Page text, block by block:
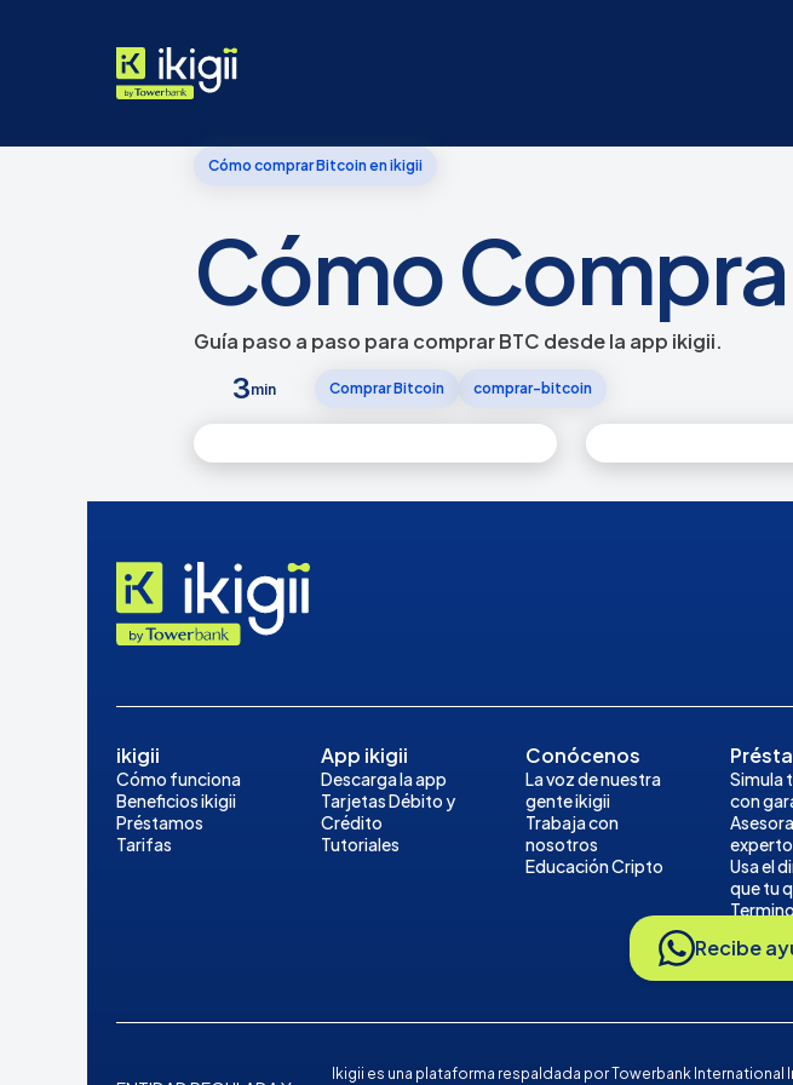
Cómo comprar Bitcoin en ikigii
Cómo
Guía paso a paso para comprar BTC desde la app ikigii.
3min Comprar Bitcoin comprar-bitcoin
ikigii
Cómo funciona
Beneficios ikigii
Préstamos
Tarifas
App ikigii
Descarga la app
Tarjetas Débito y
Crédito
Tutoriales
Conócenos
La voz de nuestra
gente ikigii
Trabaja con
nosotros
Educación Cripto
Simula
con
experto
Usa el
que tu
Ikigii es una plataforma respaldada por Towerbank
Recibe